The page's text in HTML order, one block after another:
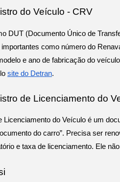
do Veículo - CRV
DUT (Documento Único de
como número do
e ano de fabricação do
site do Detran.
de Licenciamento do
Licenciamento do Veículo é um
do carro”. Precisa ser
e taxa de licenciamento. Ele